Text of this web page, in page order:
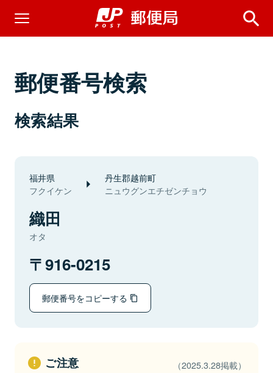
郵便番号検索
検索結果
福井県
フクイケン
丹生郡越前町
ニュウグンエチゼンチョウ
織田
オタ
916-0215
郵便番号をコピーする
ご注意 （2025.3.28掲載）